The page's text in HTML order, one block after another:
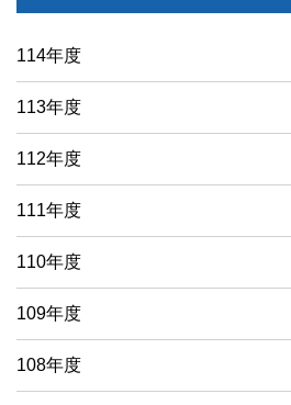
114年度
113年度
112年度
111年度
110年度
109年度
108年度